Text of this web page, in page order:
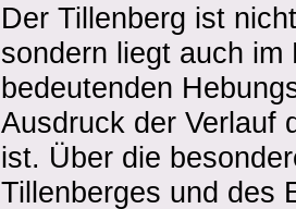
Der Tillenberg ist
sondern liegt auch im
bedeutenden
Ausdruck der Verlauf
ist. Über die
Tillenberges und des